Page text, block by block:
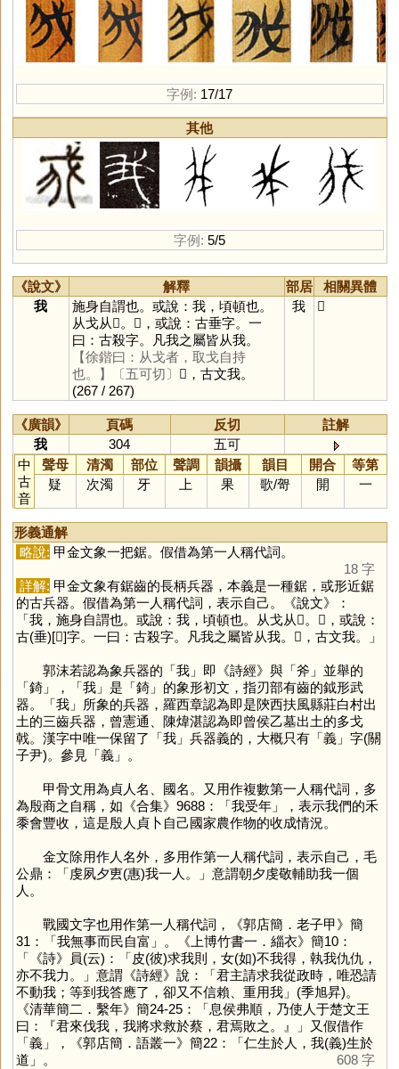
字例: 17/17
其他
字例: 5/5
《說文》 解釋 部居
相關異體
我
施身自謂也。或說：我，頃頓也。
从戈从𠄒。𠄒，或說：古垂字。一
曰：古殺字。凡我之屬皆从我。
【徐鍇曰：从戈者，取戈自持
也。】
〔五可切〕
𢦠，古文我。
(267 / 267)
我 𢦠
《廣韻》 頁碼 反切
註解
我
304
五可
中
古
音
聲母 清濁 部位 聲調 韻攝 韻目 開合
等第
疑
次濁 牙 上 果 歌/哿 開 一
形義通解
略說: 甲金文象一把鋸。假借為第一人稱代詞。
18 字
詳解: 甲金文象有鋸齒的長柄兵器，本義是一種鋸，或形近鋸
的古兵器。假借為第一人稱代詞，表示自己。《說文》：
「我，施身自謂也。或說：我，頃頓也。从戈从𠄒。𠄒，或說：
古(垂)[𠂹]字。一曰：古殺字。凡我之屬皆从我。𢦠，古文我。」
郭沫若認為象兵器的「我」即《詩經》與「斧 」並舉的
「錡」，「我」是「錡」的象形初文，指刃部有齒的鉞形武
器。「我」所象的兵器，羅西章認為即是陝西扶風縣莊白村出
土的三齒兵器，曾憲通、陳煒湛認為即曾侯乙墓出土的多戈
戟。漢字中唯一保留了「我」兵器義的，大概只有「義」字(關
子尹)。參見「義」。
甲骨文用為貞人名、國名。又用作複數第一人稱代詞，多
為殷商之自稱，如《合集》9688：「我受年」，表示我們的禾
黍會豐收，這是殷人貞卜自己國家農作物的收成情況。
金文除用作人名外，多用作第一人稱代詞，表示自己，毛
公鼎：「虔夙夕叀(惠)我一人。」意謂朝夕虔敬輔助我一個
人。
戰國文字也用作第一人稱代詞，《郭店簡．老子甲》簡
31：「我無事而民自富」。《上博竹書一．緇衣》簡10：
「《詩》員(云)：「皮(彼)求我則，女(如)不我得，執我仇仇，
亦不我力。」意謂《詩經》說：「君主請求我從政時，唯恐請
不動我；等到我答應了，卻又不信賴、重用我」(季旭昇)。
《清華簡二．繫年》簡24-25：「息侯弗順，乃使人于楚文王
曰：『君來伐我，我將求救於蔡，君焉敗之。』」又假借作
「義」，《郭店簡．語叢一》簡22：「仁生於人，我(義)生於
道」。
608 字